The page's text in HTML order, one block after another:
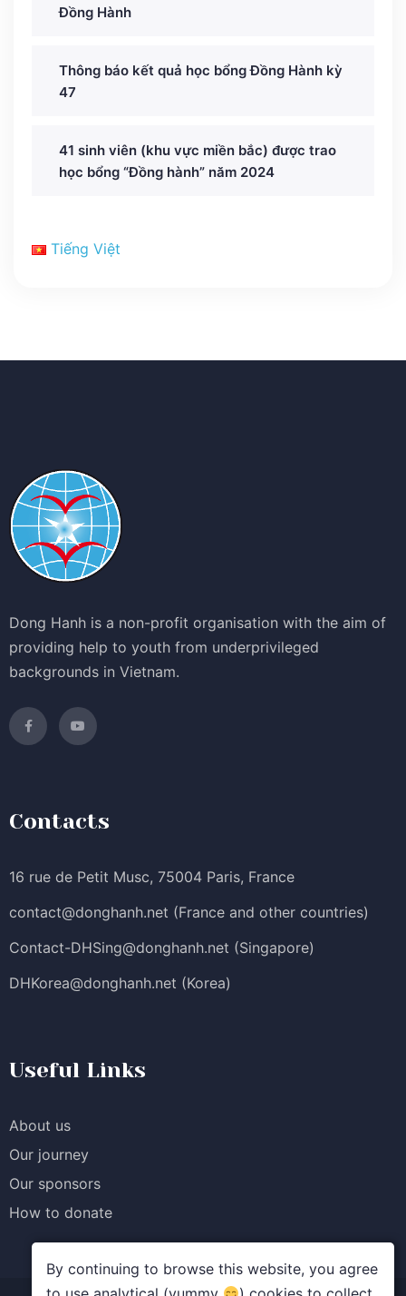
Đồng Hành
Thông báo kết quả học bổng Đồng Hành kỳ
47
41 sinh viên (khu vực miền bắc) được trao
học bổng “Đồng hành” năm 2024
Tiếng Việt
Dong Hanh is a non-profit organisation with the aim of
providing help to youth from underprivileged
backgrounds in Vietnam.
Contacts
16 rue de Petit Musc, 75004 Paris, France
contact@donghanh.net (France and other countries)
Contact-DHSing@donghanh.net (Singapore)
DHKorea@donghanh.net (Korea)
Useful Links
About us
Our journey
Our sponsors
How to donate
By continuing to browse this website, you agree